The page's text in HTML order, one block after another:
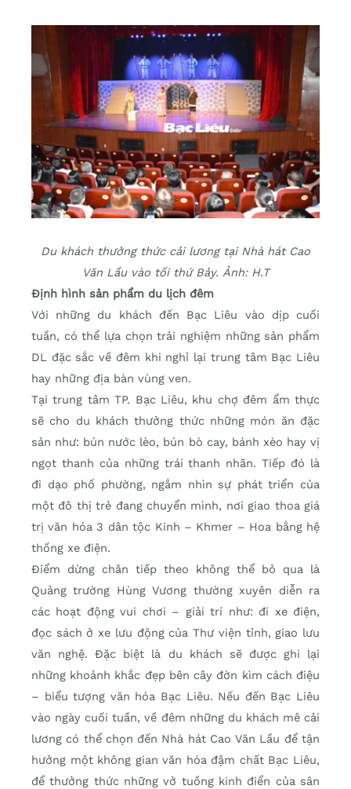
Du khách thưởng thức cải lương tại Nhà hát Cao
Văn Lầu vào tối thứ Bảy. Ảnh: H.T
Định hình sản phẩm du lịch đêm
Với những du khách đến Bạc Liêu vào dịp cuối
tuần, có thể lựa chọn trải nghiệm những sản phẩm
DL đặc sắc về đêm khi nghỉ lại trung tâm Bạc Liêu
hay những địa bàn vùng ven.
Tại trung tâm TP. Bạc Liêu, khu chợ đêm ẩm thực
sẽ cho du khách thưởng thức những món ăn đặc
sản như: bún nước lèo, bún bò cay, bánh xèo hay vị
ngọt thanh của những trái thanh nhãn. Tiếp đó là
đi dạo phố phường, ngắm nhìn sự phát triển của
một đô thị trẻ đang chuyển mình, nơi giao thoa giá
trị văn hóa 3 dân tộc Kinh – Khmer – Hoa bằng hệ
thống xe điện.
Điểm dừng chân tiếp theo không thể bỏ qua là
Quảng trường Hùng Vương thường xuyên diễn ra
các hoạt động vui chơi – giải trí như: đi xe điện,
đọc sách ở xe lưu động của Thư viện tỉnh, giao lưu
văn nghệ. Đặc biệt là du khách sẽ được ghi lại
những khoảnh khắc đẹp bên cây đờn kìm cách điệu
– biểu tượng văn hóa Bạc Liêu. Nếu đến Bạc Liêu
vào ngày cuối tuần, về đêm những du khách mê cải
lương có thể chọn đến Nhà hát Cao Văn Lầu để tận
hưởng một không gian văn hóa đậm chất Bạc Liêu,
để thưởng thức những vở tuồng kinh điển của sân